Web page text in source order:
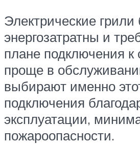
Электрические грили
энергозатратны и
плане подключения к
проще в
выбирают именно
подключения
эксплуатации,
пожароопасности.